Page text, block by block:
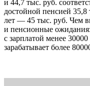
и 44,7 тыс. руб.
достойной пенсией 35,8
лет — 45 тыс. руб. Чем
и пенсионные
с зарплатой менее
зарабатывает более